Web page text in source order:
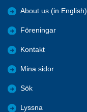
About us (in English)
Föreningar
Kontakt
Mina sidor
Sök
Lyssna